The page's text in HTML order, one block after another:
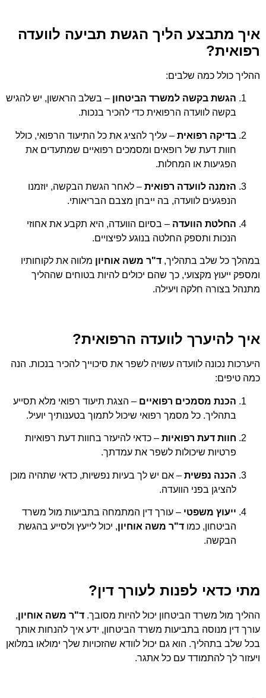
איך מתבצע הליך הגשת תביעה לוועדה
רפואית?
ההליך כולל כמה שלבים:
הגשת בקשה למשרד הביטחון – בשלב הראשון, יש להגיש
בקשה לוועדה הרפואית כדי להכיר בנכות.
בדיקה רפואית – עליך להציג את כל התיעוד הרפואי, כולל
חוות דעת של רופאים ומסמכים רפואיים שמתעדים את
הפגיעות או המחלות.
הזמנה לוועדה רפואית – לאחר הגשת הבקשה, יוזמנו
הנפגעים לוועדה, בה ייבחן מצבם הבריאותי.
החלטת הוועדה – בסיום הוועדה, היא תקבע את אחוזי
הנכות ותספק החלטה בנוגע לפיצויים.
במהלך כל שלב בתהליך, ד"ר משה אוחיון מלווה את לקוחותיו
ומספק ייעוץ מקצועי, כך שהם יכולים להיות בטוחים שההליך
מתנהל בצורה חלקה ויעילה.
איך להיערך לוועדה הרפואית?
היערכות נכונה לוועדה עשויה לשפר את סיכוייך להכיר בנכות. הנה
כמה טיפים:
הכנת מסמכים רפואיים – הצגת תיעוד רפואי מלא תסייע
בתהליך. כל מסמך רפואי שיכול לתמוך בטענותיך יועיל.
חוות דעת רפואיות – כדאי להיעזר בחוות דעת רפואיות
פרטיות שיכולות לשפר את עמדתך.
הכנה נפשית – אם יש לך בעיות נפשיות, כדאי שתהיה מוכן
להציגן בפני הוועדה.
ייעוץ משפטי – עורך דין המתמחה בתביעות מול משרד
הביטחון, כמו ד"ר משה אוחיון, יכול לייעץ ולסייע בהגשת
הבקשה.
מתי כדאי לפנות לעורך דין?
ההליך מול משרד הביטחון יכול להיות מסובך. ד"ר משה אוחיון,
עורך דין מנוסה בתביעות משרד הביטחון, ידע איך להנחות אותך
בכל שלב בתהליך. הוא גם יכול לוודא שהזכויות שלך ימולאו במלואן
ויעזור לך להתמודד עם כל אתגר.